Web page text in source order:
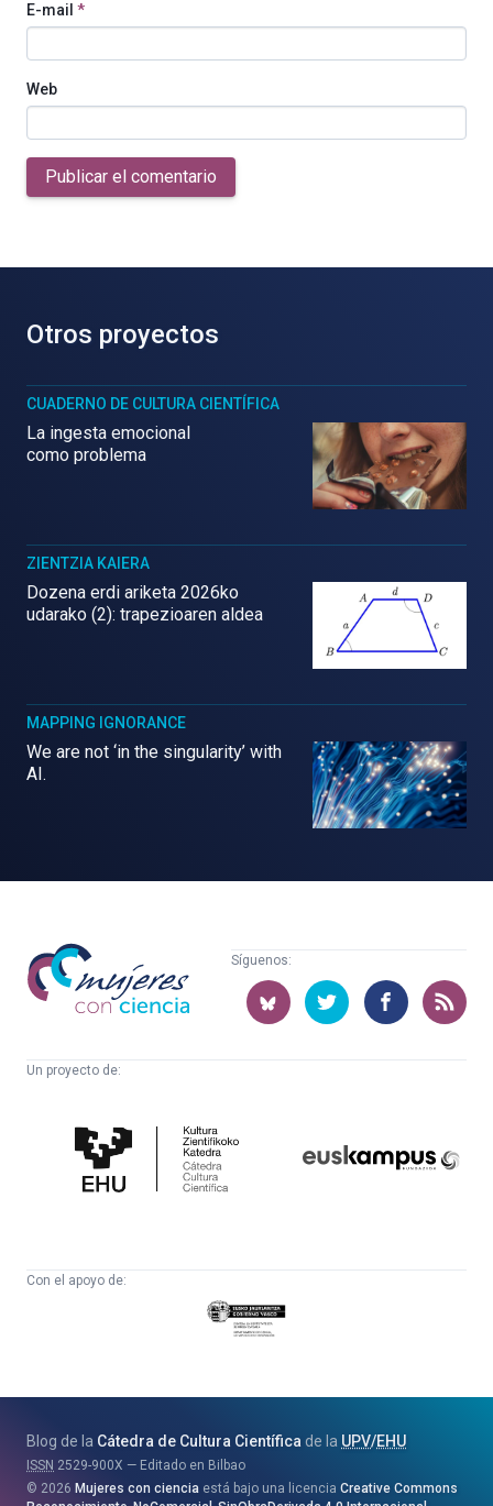
E-mail *
Web
Publicar el comentario
Otros proyectos
CUADERNO DE CULTURA CIENTÍFICA
La ingesta emocional
como problema
ZIENTZIA KAIERA
Dozena erdi ariketa 2026ko
udarako (2): trapezioaren aldea
MAPPING IGNORANCE
We are not ‘in the singularity’ with
AI.
Mujeres
con
ciencia
Síguenos:
Un proyecto de:
Cultura
Científica
Con el apoyo de:
Eusko
Jaurlaritza
eta
Berrikuntza
Saila
Blog de la Cátedra de Cultura Científica de la UPV/EHU
ISSN 2529-900X
Editado en Bilbao
2026 Mujeres con ciencia está bajo una licencia Creative Commons